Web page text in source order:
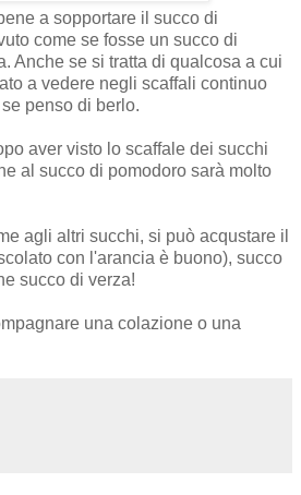
a sopportare il succo di
come se fosse un succo di
Anche se si tratta di qualcosa a cui
a vedere negli scaffali continuo
penso di berlo.
aver visto lo scaffale dei succhi
al succo di pomodoro sarà molto
agli altri succhi, si può acqustare il
con l'arancia è buono), succo
succo di verza!
una colazione o una